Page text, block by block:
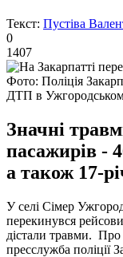
Текст: Пустіва
0
1407
Фото: Поліція
ДТП в
Значні
пасажирів -
а також 17-
У селі Сімер
перекинувся
дістали травми. Про
пресслужба поліції